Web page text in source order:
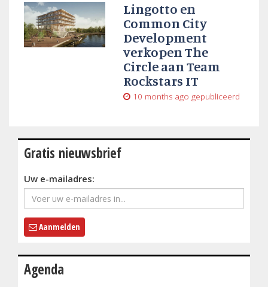
Lingotto en
Common City
Development
verkopen The
Circle aan Team
Rockstars IT
10 months ago gepubliceerd
Gratis nieuwsbrief
Uw e-mailadres:
Aanmelden
Agenda